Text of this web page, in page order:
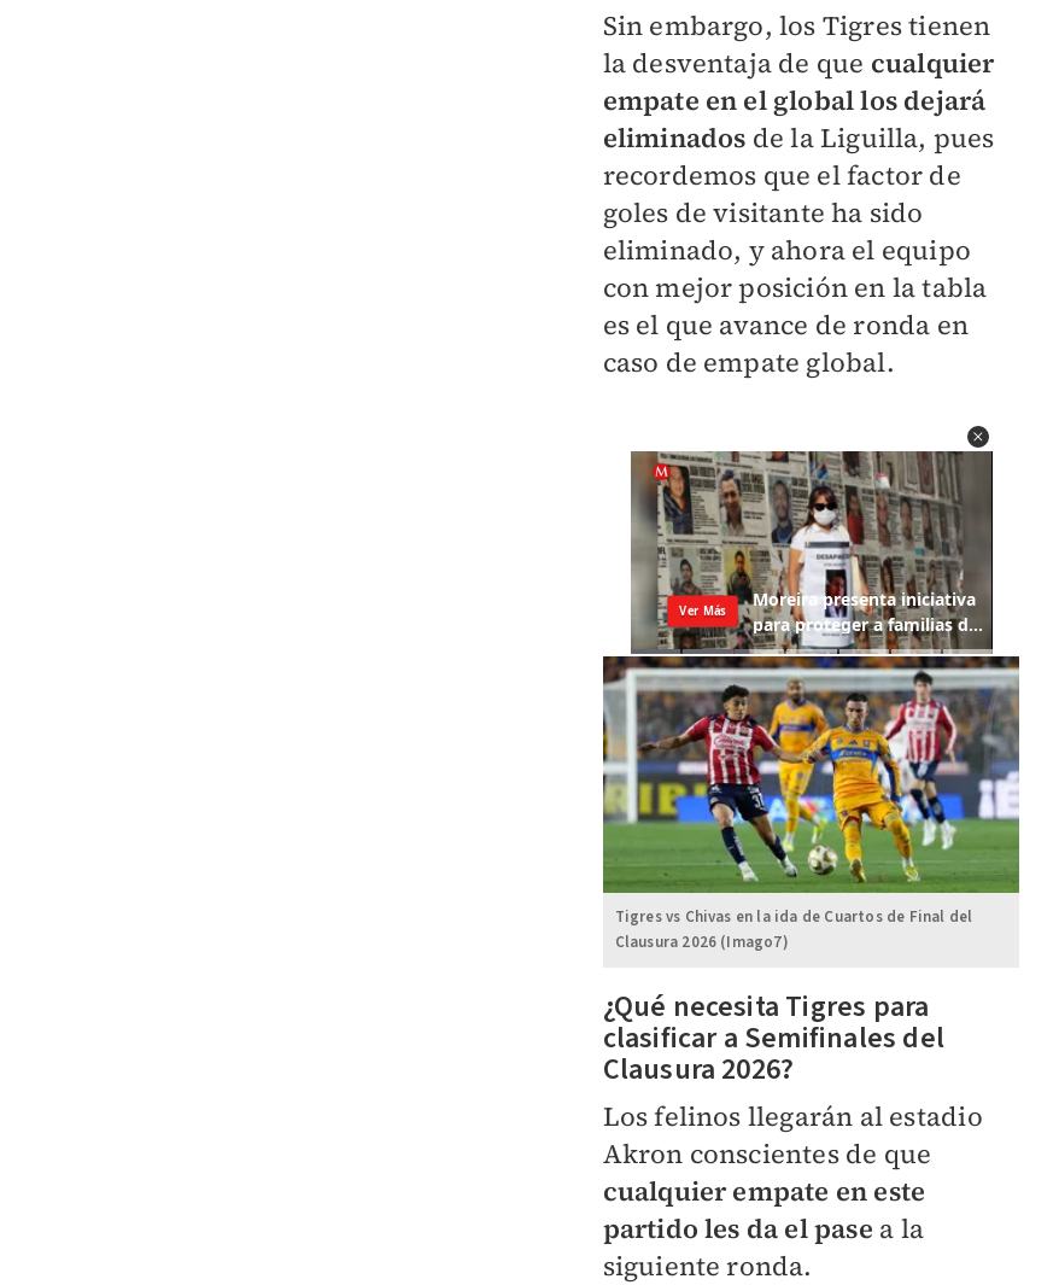
Sin embargo, los Tigres tienen
la desventaja de que cualquier
empate en el global los dejará
eliminados de la Liguilla, pues
recordemos que el factor de
goles de visitante ha sido
eliminado, y ahora el equipo
con mejor posición en la tabla
es el que avance de ronda en
caso de empate global.
Tigres vs Chivas en la ida de Cuartos de Final del
Clausura 2026 (Imago7)
¿Qué necesita Tigres para
clasificar a Semifinales del
Clausura 2026?
Los felinos llegarán al estadio
Akron conscientes de que
cualquier empate en este
partido les da el pase a la
siguiente ronda.